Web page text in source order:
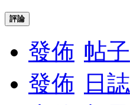
評論
發佈 帖子
發佈
日誌